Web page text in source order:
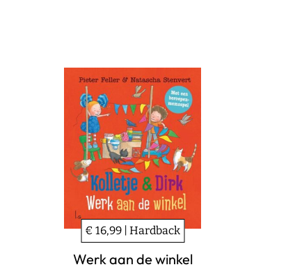
€ 16,99 | Hardback
Werk aan de winkel